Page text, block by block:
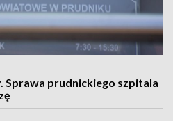
Sprawa prudnickiego szpitala